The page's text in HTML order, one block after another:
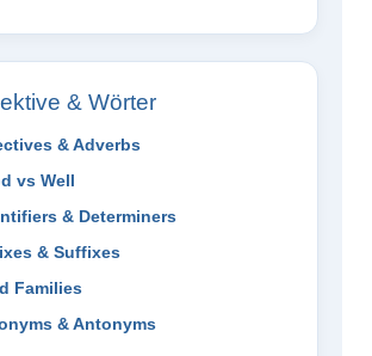
& Wörter
& Adverbs
vs Well
& Determiners
& Suffixes
Families
& Antonyms